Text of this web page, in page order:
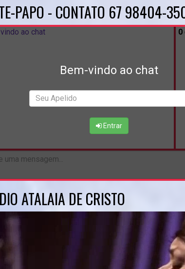
PAPO - CONTATO 67 98404-
Bem-vindo ao chat
Entrar
ao chat 0
ATALAIA DE CRISTO